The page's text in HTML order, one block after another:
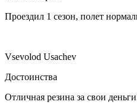
Проездил 1 сезон, полет
Vsevolod Usachev
Достоинства
Отличная резина за свои